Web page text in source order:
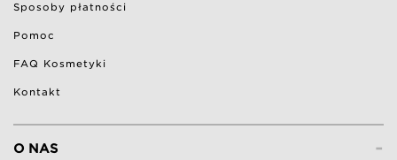
Sposoby płatności
Pomoc
FAQ Kosmetyki
Kontakt
-
O NAS